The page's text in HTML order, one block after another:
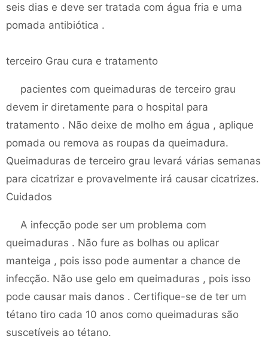
seis dias e deve ser tratada com água fria e uma
pomada antibiótica .
terceiro Grau cura e tratamento
pacientes com queimaduras de terceiro grau
devem ir diretamente para o hospital para
tratamento . Não deixe de molho em água , aplique
pomada ou remova as roupas da queimadura.
Queimaduras de terceiro grau levará várias semanas
para cicatrizar e provavelmente irá causar cicatrizes.
Cuidados
A infecção pode ser um problema com
queimaduras . Não fure as bolhas ou aplicar
manteiga , pois isso pode aumentar a chance de
infecção. Não use gelo em queimaduras , pois isso
pode causar mais danos . Certifique-se de ter um
tétano tiro cada 10 anos como queimaduras são
suscetíveis ao tétano.